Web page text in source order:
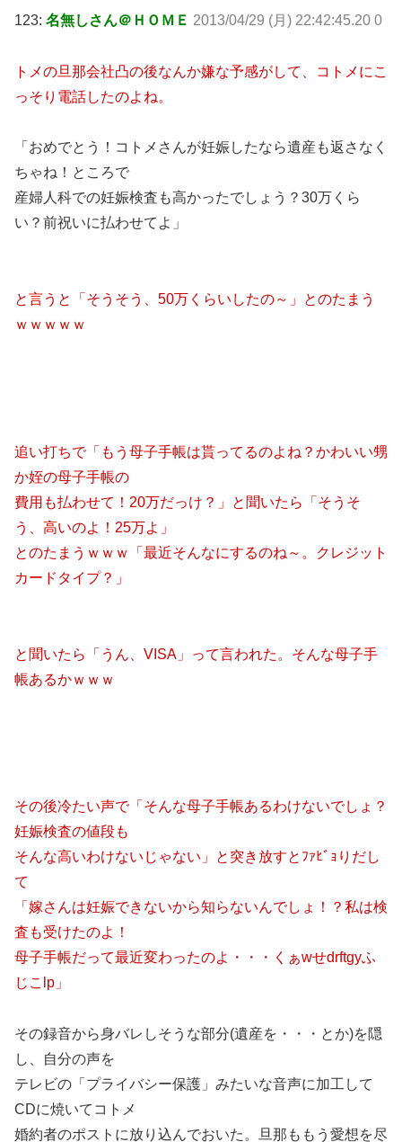
123: 名無しさん＠ＨＯＭＥ 2013/04/29 (月) 22:42:45.20 0
トメの旦那会社凸の後なんか嫌な予感がして、コトメにこ
っそり電話したのよね。
「おめでとう！コトメさんが妊娠したなら遺産も返さなく
ちゃね！ところで
産婦人科での妊娠検査も高かったでしょう？30万くら
い？前祝いに払わせてよ」
と言うと「そうそう、50万くらいしたの～」とのたまう
ｗｗｗｗｗ
追い打ちで「もう母子手帳は貰ってるのよね？かわいい甥
か姪の母子手帳の
費用も払わせて！20万だっけ？」と聞いたら「そうそ
う、高いのよ！25万よ」
とのたまうｗｗｗ「最近そんなにするのね～。クレジット
カードタイプ？」
と聞いたら「うん、VISA」って言われた。そんな母子手
帳あるかｗｗｗ
その後冷たい声で「そんな母子手帳あるわけないでしょ？
妊娠検査の値段も
そんな高いわけないじゃない」と突き放すとﾌｧﾋﾞｮりだし
て
「嫁さんは妊娠できないから知らないんでしょ！？私は検
査も受けたのよ！
母子手帳だって最近変わったのよ・・・くぁwせdrftgyふ
じこlp」
その録音から身バレしそうな部分(遺産を・・・とか)を隠
し、自分の声を
テレビの「プライバシー保護」みたいな音声に加工して
CDに焼いてコトメ
婚約者のポストに放り込んでおいた。旦那ももう愛想を尽